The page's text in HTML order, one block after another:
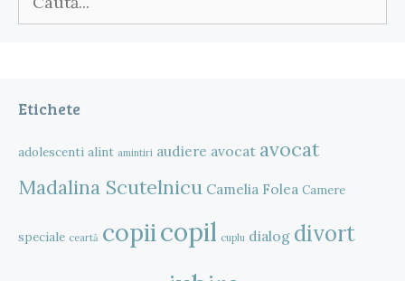
după:
Etichete
adolescenti alint amintiri audiere avocat avocat
Madalina Scutelnicu Camelia Folea Camere
speciale ceartă copiicopil cuplu dialog divort